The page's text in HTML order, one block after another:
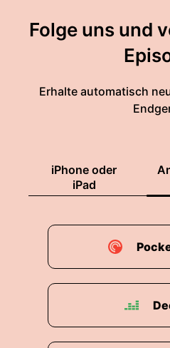
Folge uns und
Erhalte automatisch
iPhone oder
iPad